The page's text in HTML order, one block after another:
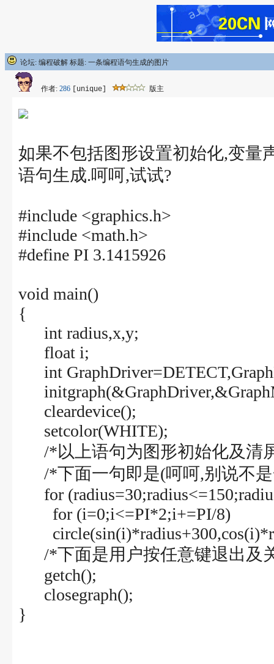
论坛: 编程破解 标题: 一条编程语句生成的图片
作者: 286 [unique] 版主
如果不包括图形设置初始化,变量
语句生成.呵呵,试试?
#include <graphics.h>
#include <math.h>
#define PI 3.1415926
void main()
{
int radius,x,y;
float i;
int
cleardevice();
setcolor(WHITE);
/*以上语句为图形初始化及清
/*下面一句即是(呵呵,别说不
for
for (i=0;i<=PI*2;i+=PI/8)
/*下面是用户按任意键退出及
getch();
closegraph();
}